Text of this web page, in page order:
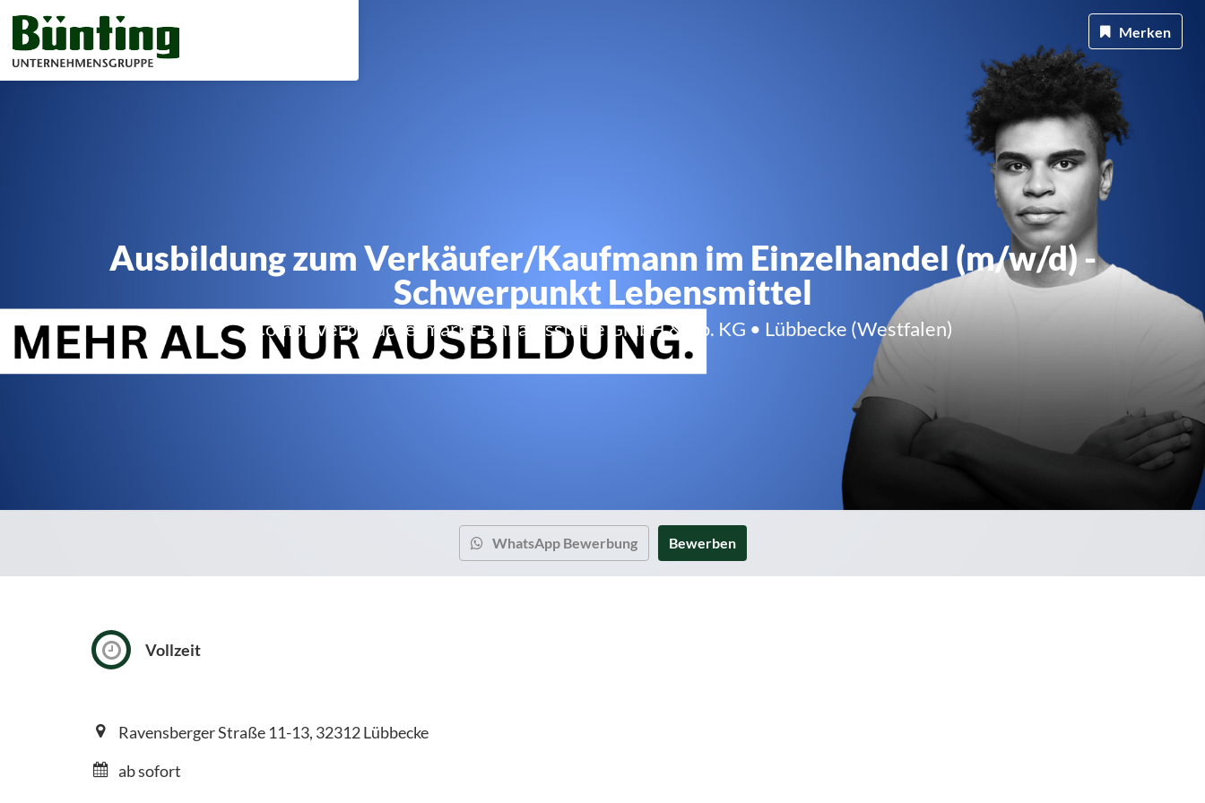
Ausbildung zum Verkäufer/Kaufmann im Einzelhandel (m/w/d) -
Schwerpunkt Lebensmittel
Combi-Verbrauchermarkt Einkaufsstätte GmbH & Co. KG • Lübbecke (Westfalen)
Merken
WhatsApp Bewerbung Bewerben
Vollzeit
Ravensberger Straße 11-13, 32312 Lübbecke
ab sofort